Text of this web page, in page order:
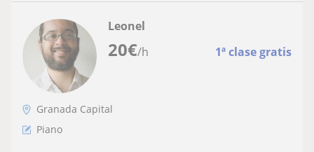
20€/h 1ª clase gratis
Leonel
Granada Capital
Piano